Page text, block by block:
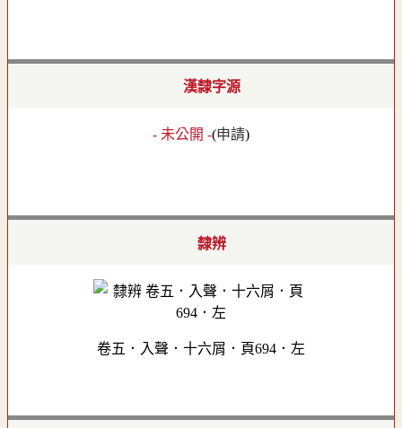
漢隸字源
- 未公開 -(申請)
隸辨
卷五．入聲．十六屑．頁694．左